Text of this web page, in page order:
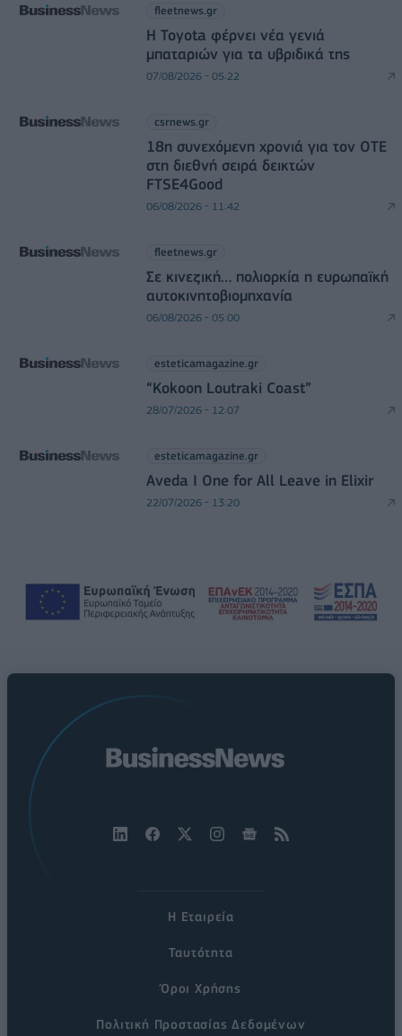
fleetnews.gr
Η Toyota φέρνει νέα γενιά
μπαταριών για τα υβριδικά της
07/08/2026 - 05:22
csrnews.gr
18η συνεχόμενη χρονιά για τον ΟΤΕ
στη διεθνή σειρά δεικτών
FTSE4Good
06/08/2026 - 11:42
fleetnews.gr
Σε κινεζική… πολιορκία η ευρωπαϊκή
αυτοκινητοβιομηχανία
06/08/2026 - 05:00
esteticamagazine.gr
“Kokoon Loutraki Coast”
28/07/2026 - 12:07
esteticamagazine.gr
Aveda I One for All Leave in Elixir
22/07/2026 - 13:20
Η Εταιρεία
Ταυτότητα
Όροι Χρήσης
Πολιτική Προστασίας Δεδομένων